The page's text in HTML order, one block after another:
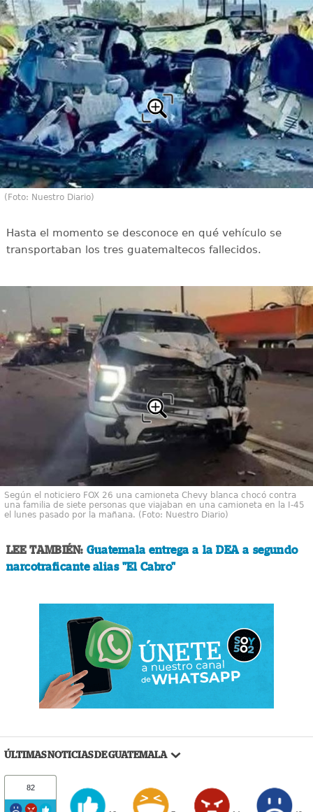
(Foto: Nuestro Diario)
Hasta el momento se desconoce en qué vehículo se
transportaban los tres guatemaltecos fallecidos.
Según el noticiero FOX 26 una camioneta Chevy blanca chocó contra
una familia de siete personas que viajaban en una camioneta en la I-45
el lunes pasado por la mañana. (Foto: Nuestro Diario)
LEE TAMBIÉN: Guatemala entrega a la DEA a segundo
narcotraficante alias "El Cabro"
ÚLTIMAS NOTICIAS DE GUATEMALA
82